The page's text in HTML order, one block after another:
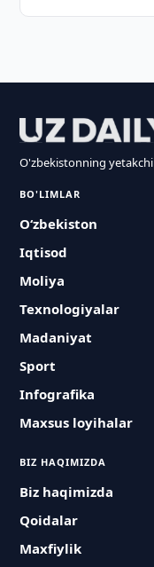
O'zbekistonning
BO'LIMLAR
O‘zbekiston
Iqtisod
Moliya
Texnologiyalar
Madaniyat
Sport
Infografika
Maxsus loyihalar
BIZ HAQIMIZDA
Biz haqimizda
Qoidalar
Maxfiylik